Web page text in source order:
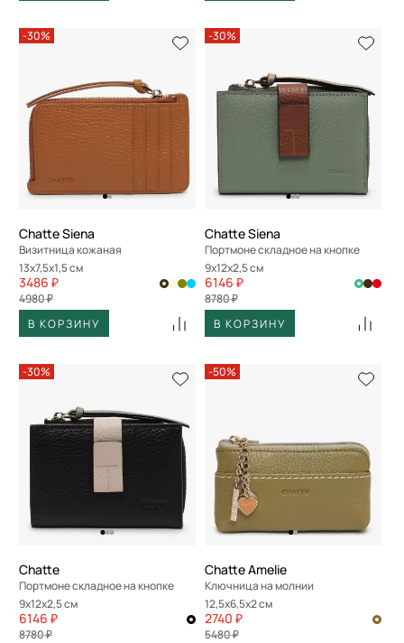
-30%
Chatte Siena
Визитница кожаная
13x7,5x1,5 см
3486 ₽
4980 ₽
В КОРЗИНУ
-30%
Chatte Siena
Портмоне складное на кнопке
9x12x2,5 см
6146 ₽
8780 ₽
В КОРЗИНУ
-30%
Chatte
Портмоне складное на кнопке
9x12x2,5 см
6146 ₽
8780 ₽
-50%
Chatte Amelie
Ключница на молнии
12,5x6,5x2 см
2740 ₽
5480 ₽